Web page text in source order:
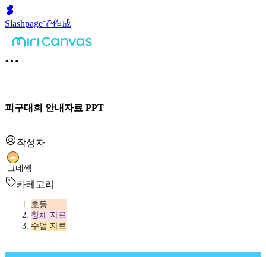
Slashpageで作成
피구대회 안내자료 PPT
작성자
그네쌤
카테고리
초등
창체 자료
수업 자료